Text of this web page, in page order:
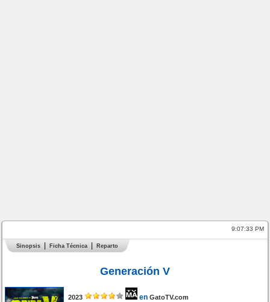
9:07:33 PM
Sinopsis Ficha Técnica Reparto
Generación V
2023 en GatoTV.com